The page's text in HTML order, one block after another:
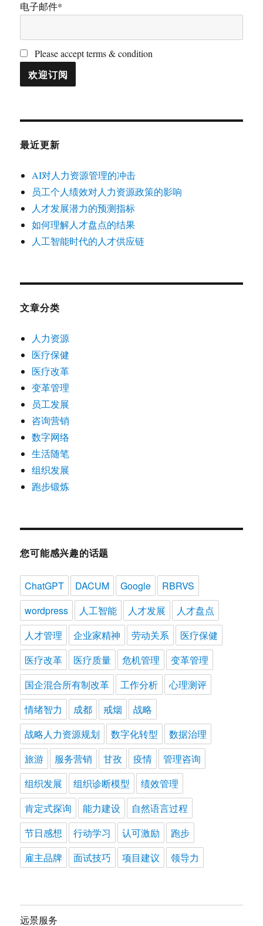
电子邮件*
Please accept terms & condition
最近更新
AI对人力资源管理的冲击
员工个人绩效对人力资源政策的影响
人才发展潜力的预测指标
如何理解人才盘点的结果
人工智能时代的人才供应链
文章分类
人力资源
医疗保健
医疗改革
变革管理
员工发展
咨询营销
数字网络
生活随笔
组织发展
跑步锻炼
您可能感兴趣的话题
ChatGPT DACUM Google
RBRVS
wordpress
人工智能 人才发展
人才盘点
人才管理
企业家精神 劳动关系
医疗保健
医疗改革
医疗质量 危机管理
变革管理
国企混合所有制改革
工作分析
心理测评
情绪智力
成都 戒烟
战略
战略人力资源规划
数字化转型
数据治理
旅游
服务营销 甘孜 疫情
管理咨询
组织发展
组织诊断模型
绩效管理
肯定式探询
能力建设
自然语言过程
节日感想
行动学习 认可激励
跑步
雇主品牌
面试技巧 项目建议 领导力
远景服务